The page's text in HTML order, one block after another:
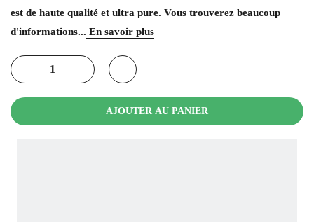
est de haute qualité et ultra pure. Vous trouverez beaucoup
d'informations... En savoir plus
AJOUTER AU PANIER